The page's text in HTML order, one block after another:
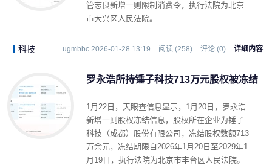
管志良新增一则限制消费令，执行法院为北京
市大兴区人民法院。
科技 ugmbbc 2026-01-28 13:19 阅读 (258) 评论 (0) 详细内容
罗永浩所持锤子科技713万元股权被冻结
1月22日，天眼查信息显示，1月20日，罗永浩
新增一则股权冻结信息，股权所在企业为锤子
科技（成都）股份有限公司，冻结股权数额713
万余元，冻结期限自2026年1月20日至2029年1
月19日，执行法院为北京市丰台区人民法院。